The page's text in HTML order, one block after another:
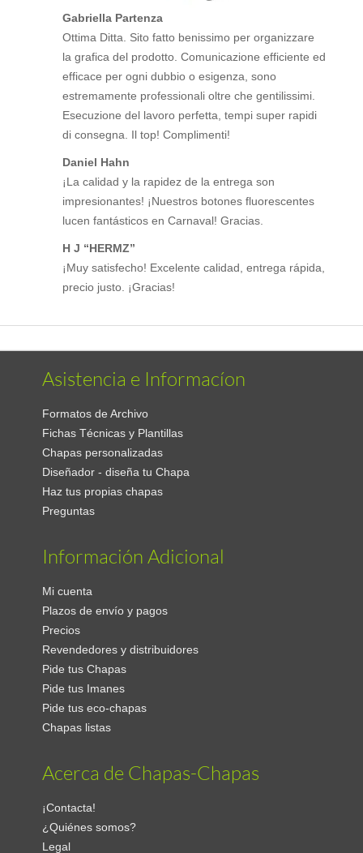
Gabriella Partenza
Ottima Ditta. Sito fatto benissimo per organizzare
la grafica del prodotto. Comunicazione efficiente ed
efficace per ogni dubbio o esigenza, sono
estremamente professionali oltre che gentilissimi.
Esecuzione del lavoro perfetta, tempi super rapidi
di consegna. Il top! Complimenti!
Daniel Hahn
¡La calidad y la rapidez de la entrega son
impresionantes! ¡Nuestros botones fluorescentes
lucen fantásticos en Carnaval! Gracias.
H J “HERMZ”
¡Muy satisfecho! Excelente calidad, entrega rápida,
precio justo. ¡Gracias!
Asistencia e Informacíon
Formatos de Archivo
Fichas Técnicas y Plantillas
Chapas personalizadas
Diseñador - diseña tu Chapa
Haz tus propias chapas
Preguntas
Información Adicional
Mi cuenta
Plazos de envío y pagos
Precios
Revendedores y distribuidores
Pide tus Chapas
Pide tus Imanes
Pide tus eco-chapas
Chapas listas
Acerca de Chapas-Chapas
¡Contacta!
¿Quiénes somos?
Legal